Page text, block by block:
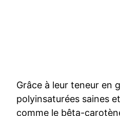
Grâce à leur teneur en
polyinsaturées saines
comme le bêta-